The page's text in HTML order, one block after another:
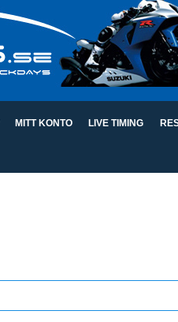
MITT KONTO LIVE TIMING